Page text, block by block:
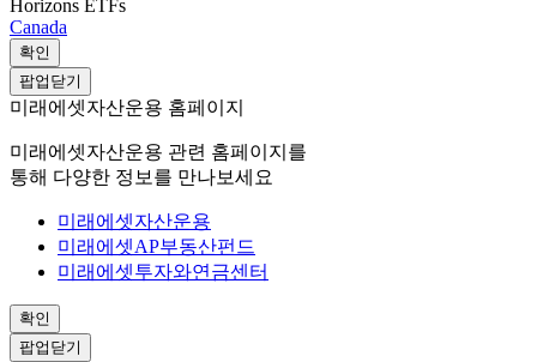
Horizons ETFs
Canada
확인
팝업닫기
미래에셋자산운용 홈페이지
미래에셋자산운용 관련 홈페이지를
통해 다양한 정보를 만나보세요
미래에셋자산운용
미래에셋AP부동산펀드
미래에셋투자와연금센터
확인
팝업닫기